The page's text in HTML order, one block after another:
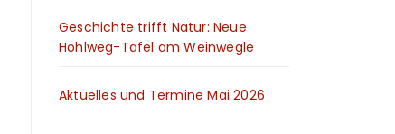
Geschichte trifft Natur: Neue
Hohlweg-Tafel am Weinwegle
Aktuelles und Termine Mai 2026